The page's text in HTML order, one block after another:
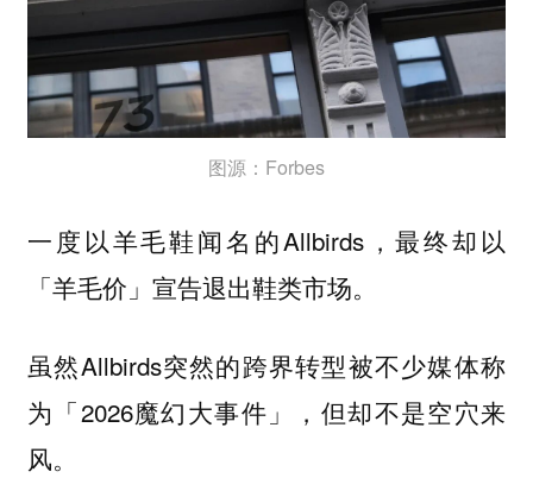
图源：Forbes
一度以羊毛鞋闻名的Allbirds，最终却以
「羊毛价」宣告退出鞋类市场。
虽然Allbirds突然的跨界转型被不少媒体称
为「2026魔幻大事件」，但却不是空穴来
风。